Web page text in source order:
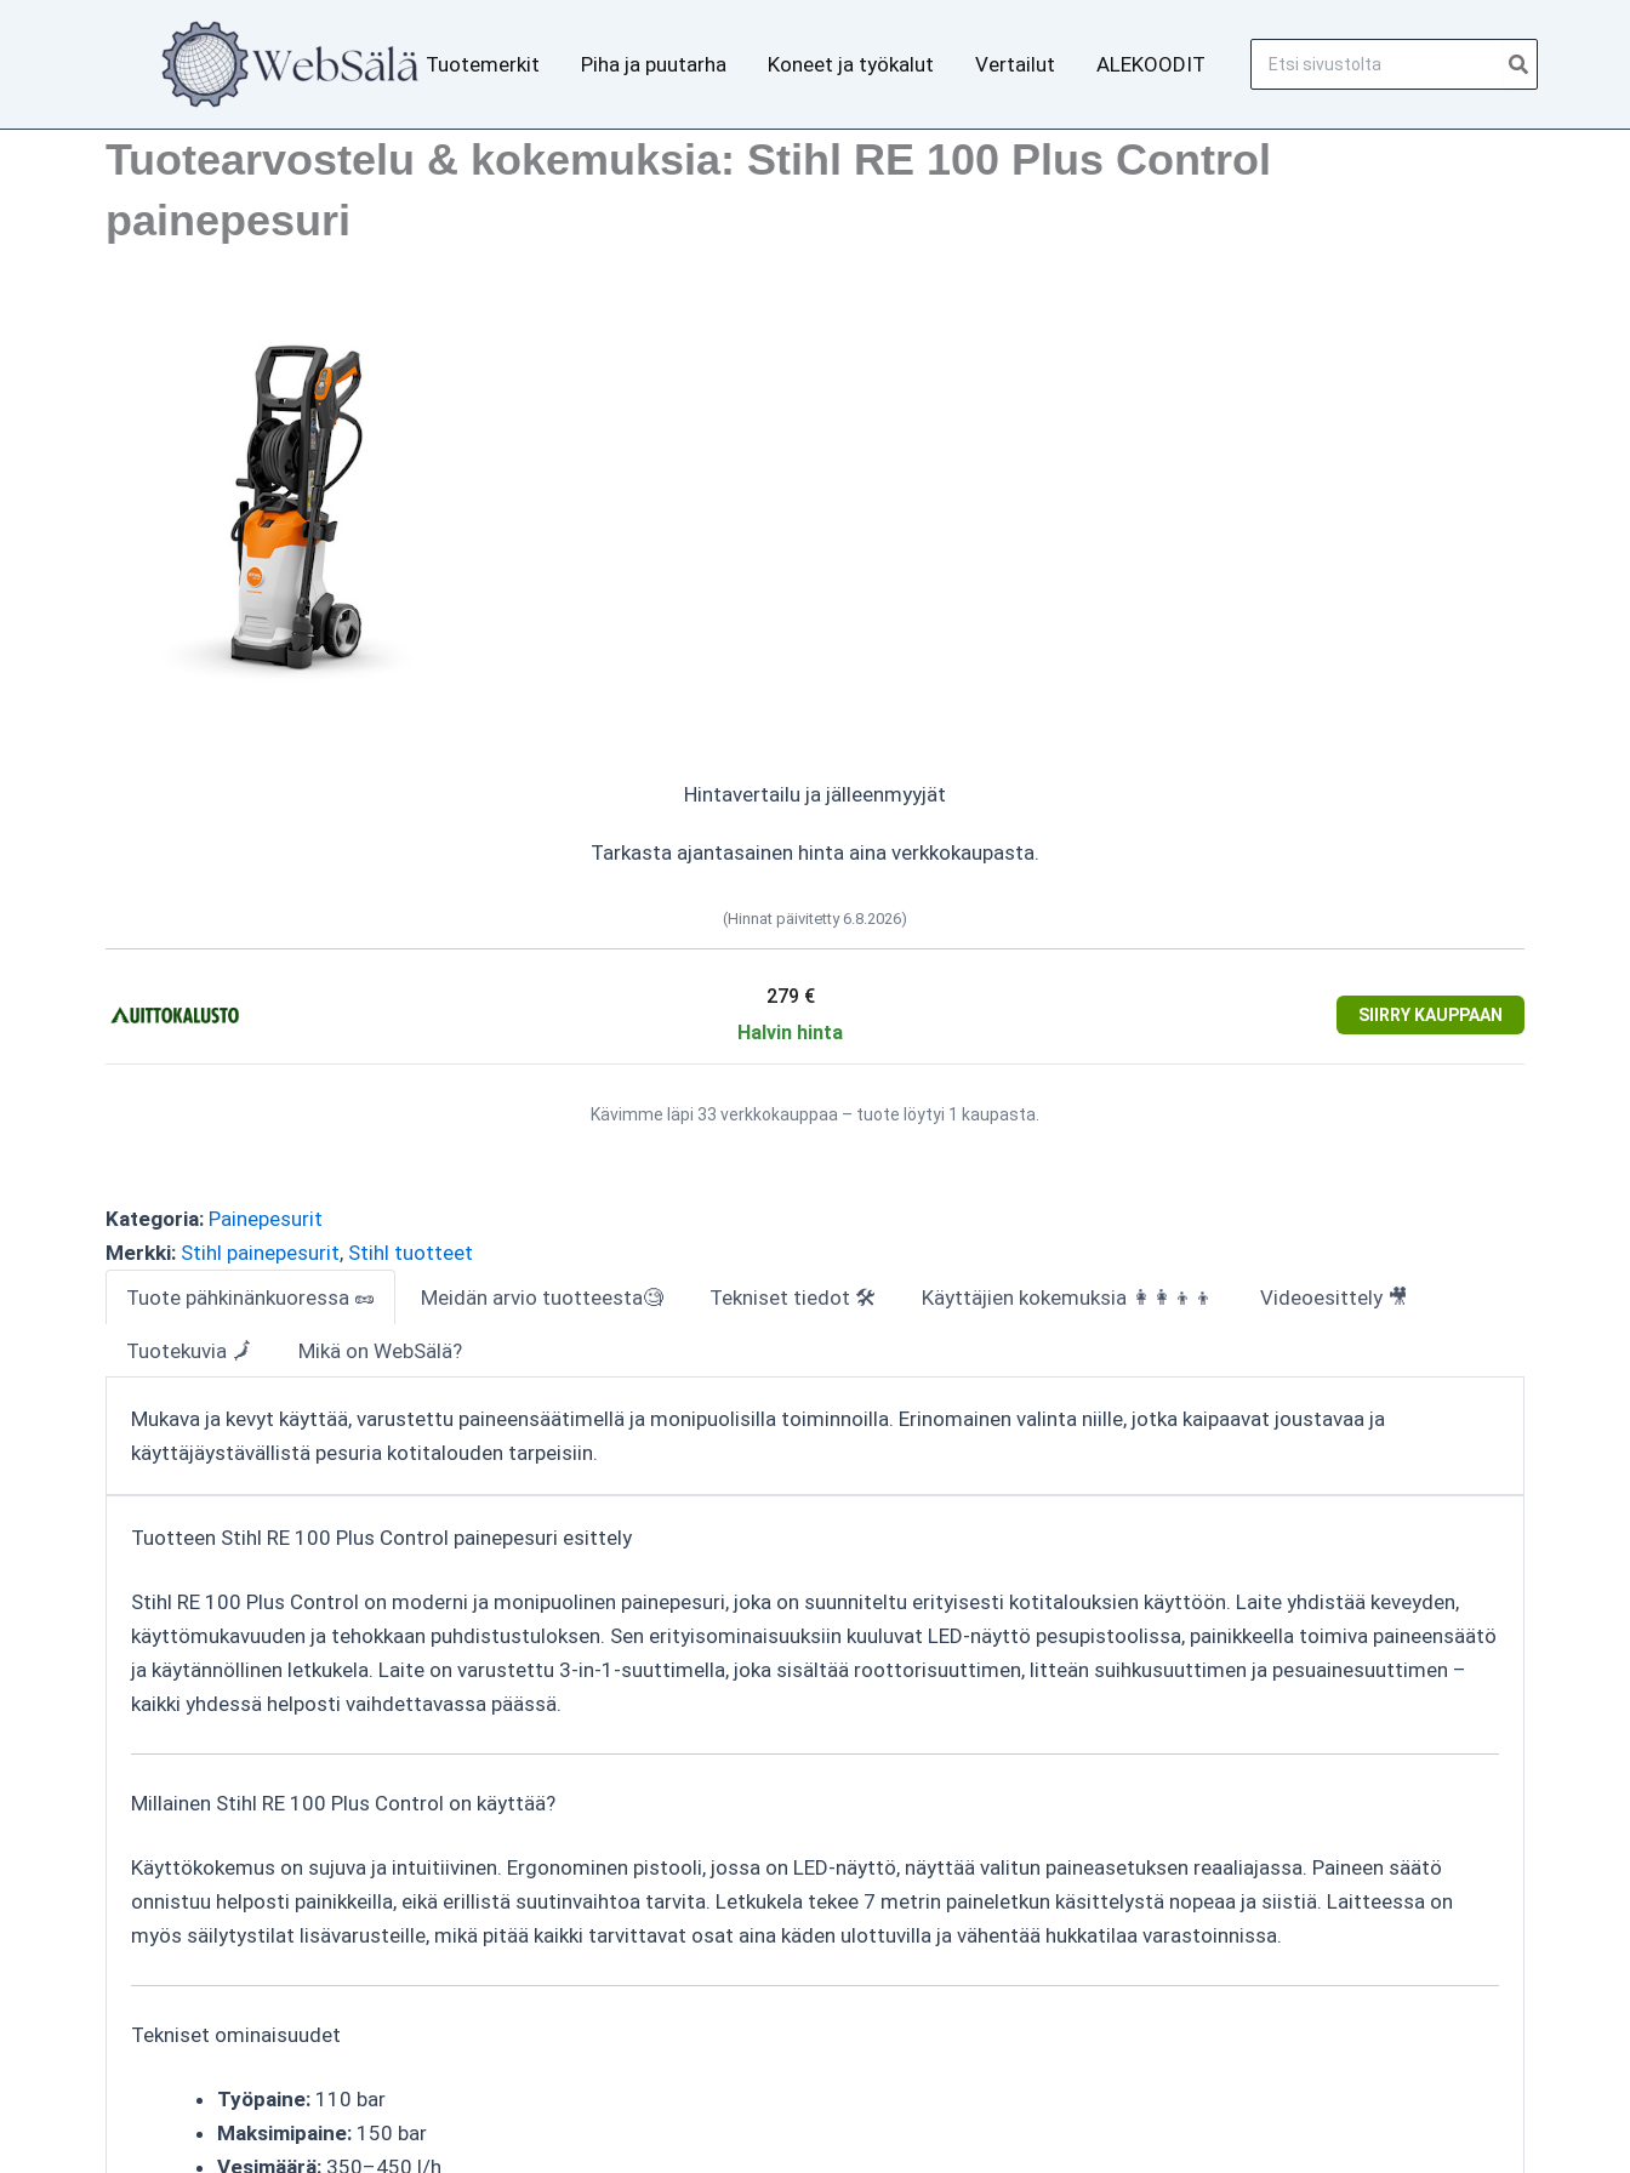
Tuotemerkit Piha ja puutarha Koneet ja työkalut Vertailut ALEKOODIT
Tuotearvostelu & kokemuksia: Stihl RE 100 Plus Control
painepesuri
Hintavertailu ja jälleenmyyjät
Tarkasta ajantasainen hinta aina verkkokaupasta.
(Hinnat päivitetty 6.8.2026)
279 €
Halvin hinta
SIIRRY KAUPPAAN
Kävimme läpi 33 verkkokauppaa – tuote löytyi 1 kaupasta.
Kategoria: Painepesurit
Merkki: Stihl painepesurit, Stihl tuotteet
Tuote pähkinänkuoressa 🥜
Meidän arvio tuotteesta🧐 Tekniset tiedot 🛠 Käyttäjien kokemuksia 👩‍👩‍👦‍👦 Videoesittely 🎥
Tuotekuvia 🗾 Mikä on WebSälä?
Mukava ja kevyt käyttää, varustettu paineensäätimellä ja monipuolisilla toiminnoilla. Erinomainen valinta niille, jotka kaipaavat joustavaa ja
käyttäjäystävällistä pesuria kotitalouden tarpeisiin.
Tuotteen Stihl RE 100 Plus Control painepesuri esittely
Stihl RE 100 Plus Control on moderni ja monipuolinen painepesuri, joka on suunniteltu erityisesti kotitalouksien käyttöön. Laite yhdistää keveyden,
käyttömukavuuden ja tehokkaan puhdistustuloksen. Sen erityisominaisuuksiin kuuluvat LED-näyttö pesupistoolissa, painikkeella toimiva paineensäätö
ja käytännöllinen letkukela. Laite on varustettu 3-in-1-suuttimella, joka sisältää roottorisuuttimen, litteän suihkusuuttimen ja pesuainesuuttimen –
kaikki yhdessä helposti vaihdettavassa päässä.
Millainen Stihl RE 100 Plus Control on käyttää?
Käyttökokemus on sujuva ja intuitiivinen. Ergonominen pistooli, jossa on LED-näyttö, näyttää valitun paineasetuksen reaaliajassa. Paineen säätö
onnistuu helposti painikkeilla, eikä erillistä suutinvaihtoa tarvita. Letkukela tekee 7 metrin paineletkun käsittelystä nopeaa ja siistiä. Laitteessa on
myös säilytystilat lisävarusteille, mikä pitää kaikki tarvittavat osat aina käden ulottuvilla ja vähentää hukkatilaa varastoinnissa.
Tekniset ominaisuudet
Työpaine: 110 bar
Maksimipaine: 150 bar
Vesimäärä: 350–450 l/h